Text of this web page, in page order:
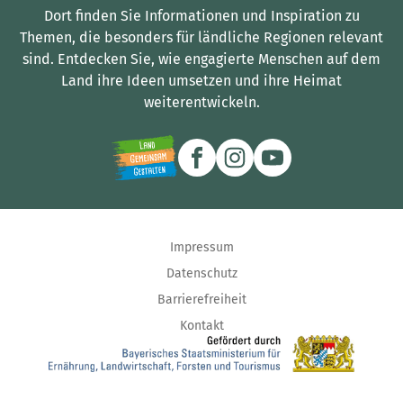
Dort finden Sie Informationen und Inspiration zu
Themen, die besonders für ländliche Regionen relevant
sind. Entdecken Sie, wie engagierte Menschen auf dem
Land ihre Ideen umsetzen und ihre Heimat
weiterentwickeln.
Impressum
Datenschutz
Barrierefreiheit
Kontakt